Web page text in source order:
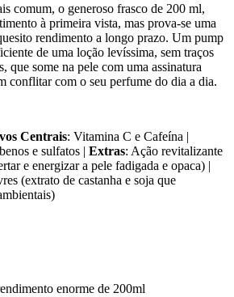
comum, o generoso frasco de 200 ml,
à primeira vista, mas prova-se uma
rendimento a longo prazo. Um pump
de uma loção levíssima, sem traços
que some na pele com uma assinatura
conflitar com o seu perfume do dia a dia.
Centrais: Vitamina C e Cafeína |
e sulfatos | Extras: Ação revitalizante
e energizar a pele fadigada e opaca) |
(extrato de castanha e soja que
enorme de 200ml